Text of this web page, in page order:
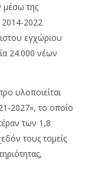
μέσω της
2014-2022
εγχώριου
24.000 νέων
υλοποιείται
2027», το οποίο
των 1,8
τους τομείς